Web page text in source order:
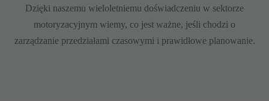
Dzięki naszemu wieloletniemu doświadczeniu w sektorze
motoryzacyjnym wiemy, co jest ważne, jeśli chodzi o
zarządzanie przedziałami czasowymi i prawidłowe planowanie.